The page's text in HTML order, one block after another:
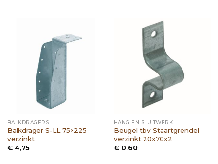
BALKDRAGERS
Balkdrager S-LL 75×225
verzinkt
€4,75
HANG EN SLUITWERK
Beugel tbv Staartgrendel
verzinkt 20x70x2
€0,60